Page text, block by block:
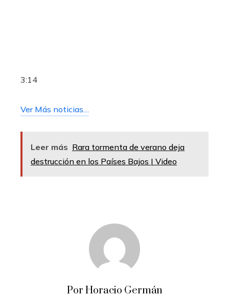
3:14
Ver Más noticias…
Leer más Rara tormenta de verano deja
destrucción en los Países Bajos | Video
Por Horacio Germán